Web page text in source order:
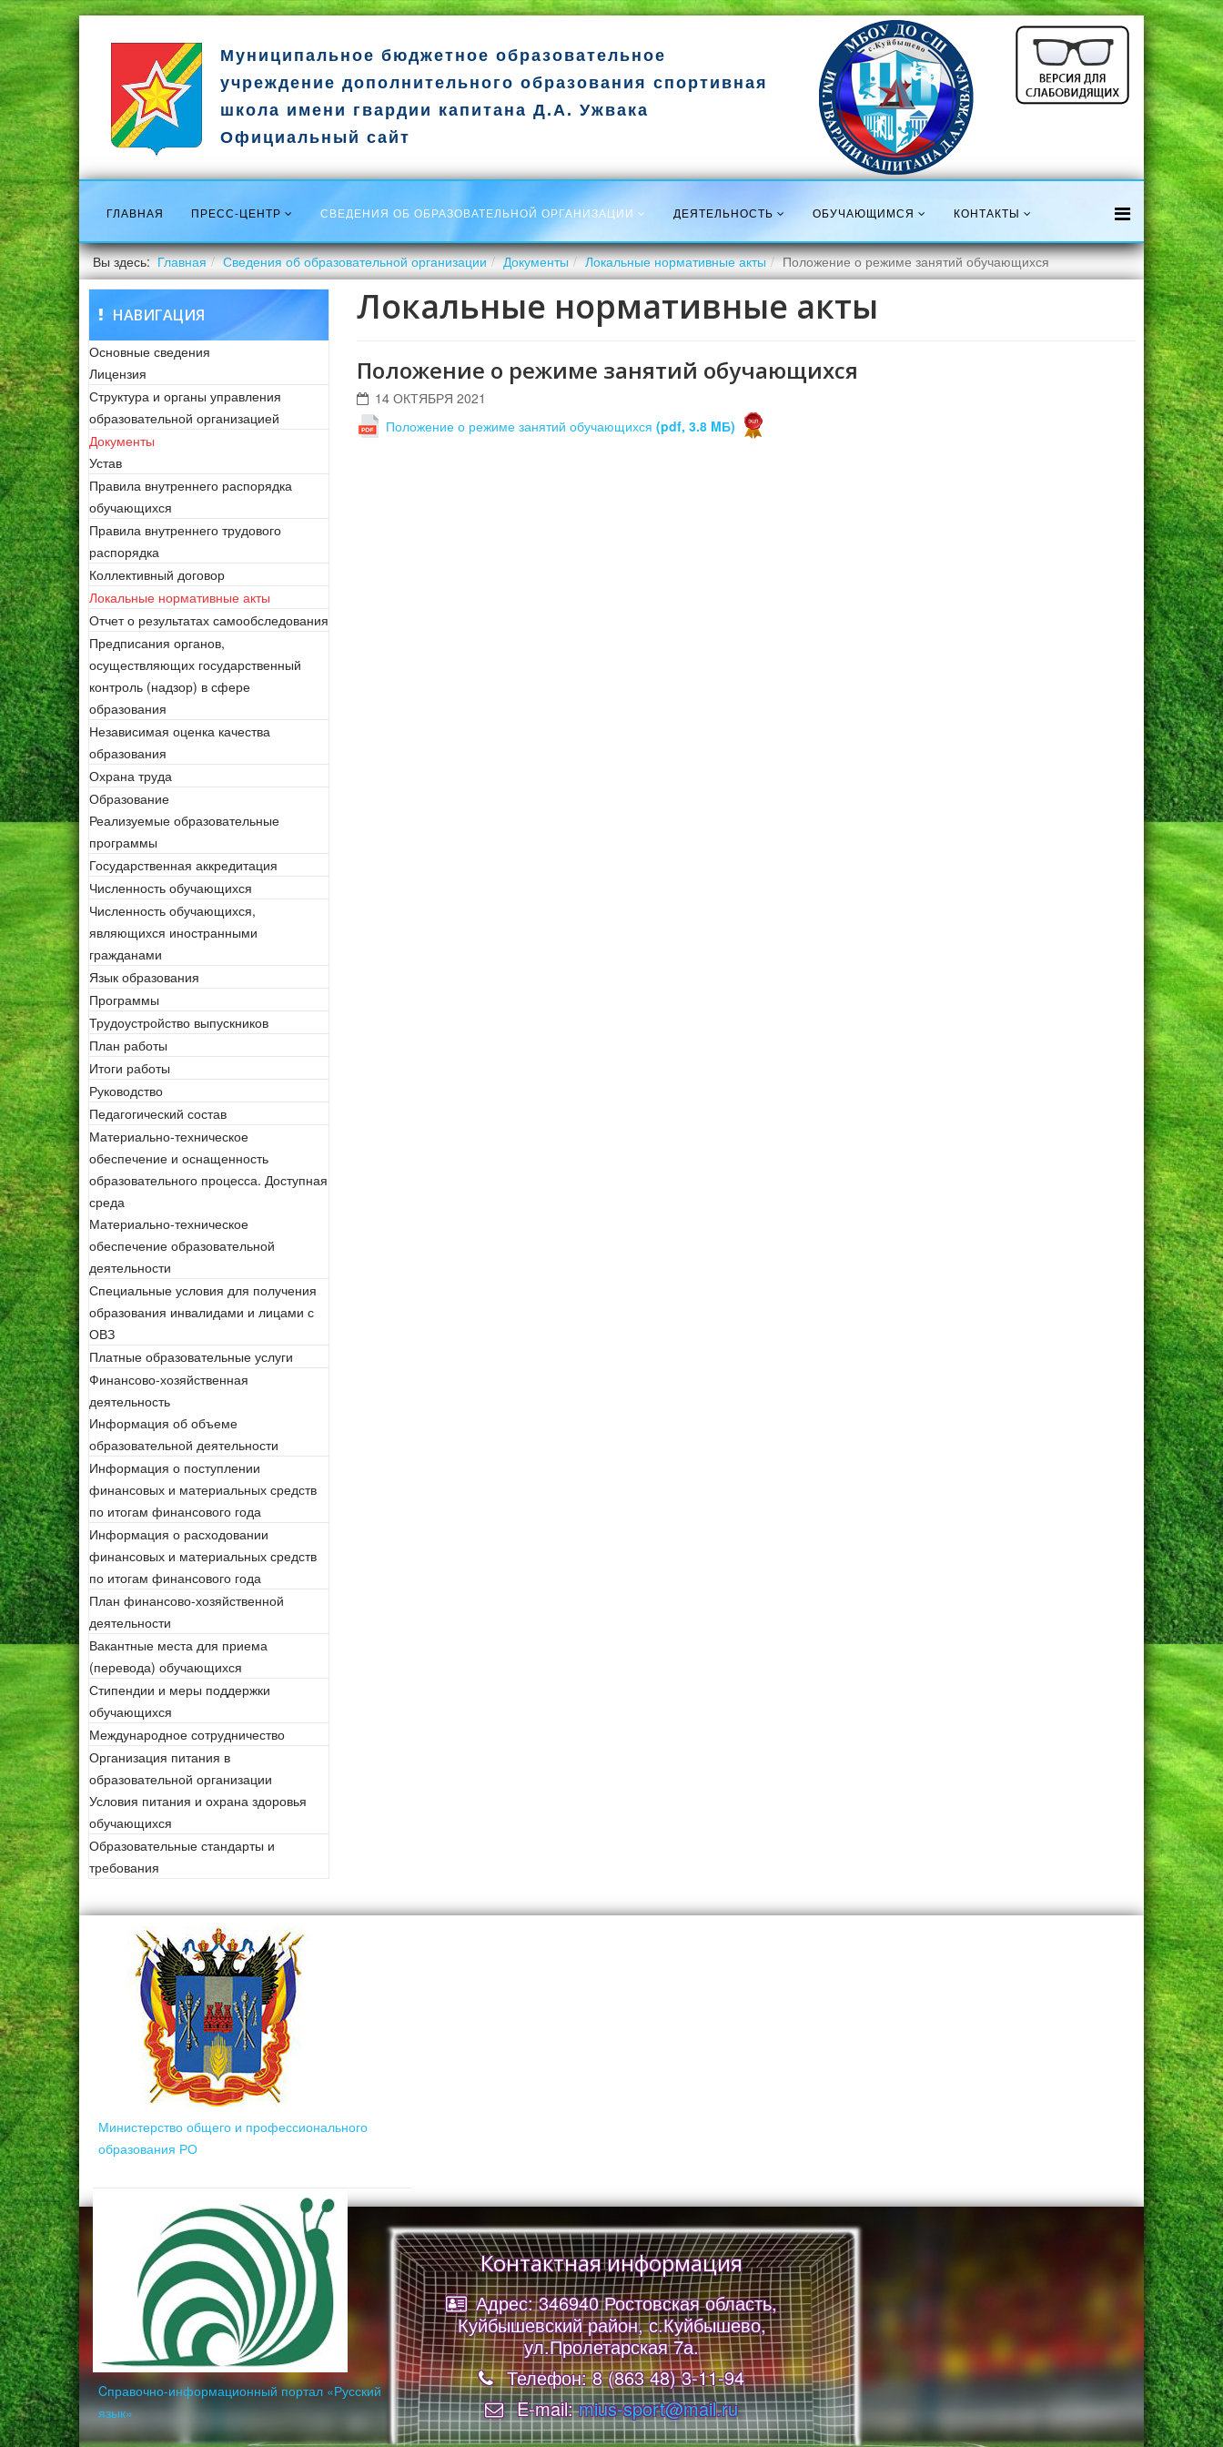
Муниципальное бюджетное образовательное
учреждение дополнительного образования спортивная
школа имени гвардии капитана Д.А. Ужвака
Официальный сайт
ГЛАВНАЯ ПРЕСС-ЦЕНТР СВЕДЕНИЯ ОБ ОБРАЗОВАТЕЛЬНОЙ ОРГАНИЗАЦИИ ДЕЯТЕЛЬНОСТЬ ОБУЧАЮЩИМСЯ КОНТАКТЫ
Вы здесь:Главная Сведения об образовательной организации Документы Локальные нормативные акты Положение о режиме занятий обучающихся
НАВИГАЦИЯ
Основные сведения
Лицензия
Структура и органы управления
образовательной организацией
Документы
Устав
Правила внутреннего распорядка
обучающихся
Правила внутреннего трудового
распорядка
Коллективный договор
Локальные нормативные акты
Отчет о результатах самообследования
Предписания органов,
осуществляющих государственный
контроль (надзор) в сфере
образования
Независимая оценка качества
образования
Охрана труда
Образование
Реализуемые образовательные
программы
Государственная аккредитация
Численность обучающихся
Численность обучающихся,
являющихся иностранными
гражданами
Язык образования
Программы
Трудоустройство выпускников
План работы
Итоги работы
Руководство
Педагогический состав
Материально-техническое
обеспечение и оснащенность
образовательного процесса. Доступная
среда
Материально-техническое
обеспечение образовательной
деятельности
Специальные условия для получения
образования инвалидами и лицами с
ОВЗ
Платные образовательные услуги
Финансово-хозяйственная
деятельность
Информация об объеме
образовательной деятельности
Информация о поступлении
финансовых и материальных средств
по итогам финансового года
Информация о расходовании
финансовых и материальных средств
по итогам финансового года
План финансово-хозяйственной
деятельности
Вакантные места для приема
(перевода) обучающихся
Стипендии и меры поддержки
обучающихся
Международное сотрудничество
Организация питания в
образовательной организации
Условия питания и охрана здоровья
обучающихся
Образовательные стандарты и
требования
Локальные нормативные акты
Положение о режиме занятий обучающихся
14 ОКТЯБРЯ 2021
Положение о режиме занятий обучающихся (pdf, 3.8 MБ)
Министерство общего и профессионального
образования РО
Cправочно-информационный портал «Русский
язык»
Контактная информация
Адрес: 346940 Ростовская область,
Куйбышевский район, с.Куйбышево,
ул.Пролетарская 7а.
Телефон: 8 (863 48) 3-11-94
E-mail:mius-sport@mail.ru